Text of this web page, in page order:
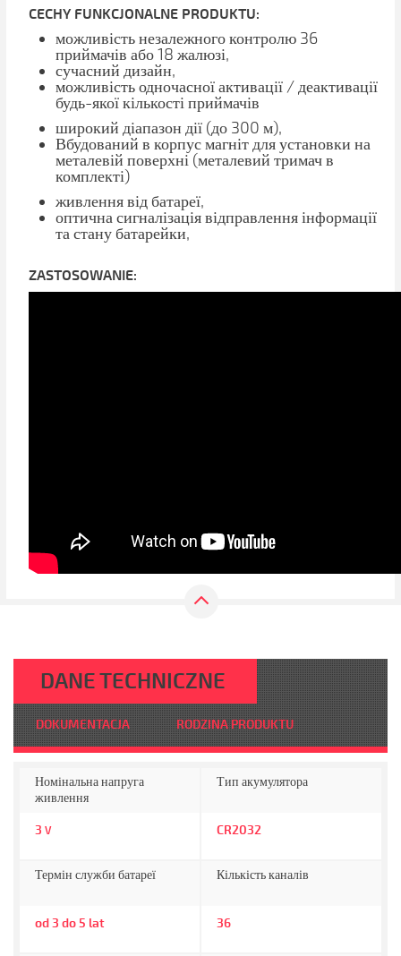
CECHY FUNKCJONALNE PRODUKTU:
можливість незалежного контролю 36
приймачів або 18 жалюзі,
сучасний дизайн,
можливість одночасної активації / деактивації
будь-якої кількості приймачів
широкий діапазон дії (до 300 м),
Вбудований в корпус магніт для установки на
металевій поверхні (металевий тримач в
комплекті)
живлення від батареї,
оптична сигналізація відправлення інформації
та стану батарейки,
ZASTOSOWANIE:
DANE TECHNICZNE
DOKUMENTACJA RODZINA PRODUKTU
Номінальна напруга
живлення
3 V
Тип акумулятора
CR2032
Термін служби батареї
od 3 do 5 lat
Кількість каналів
36